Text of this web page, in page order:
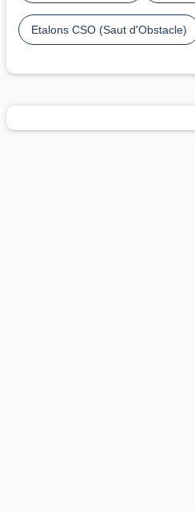
Etalons CSO (Saut d'Obstacle)